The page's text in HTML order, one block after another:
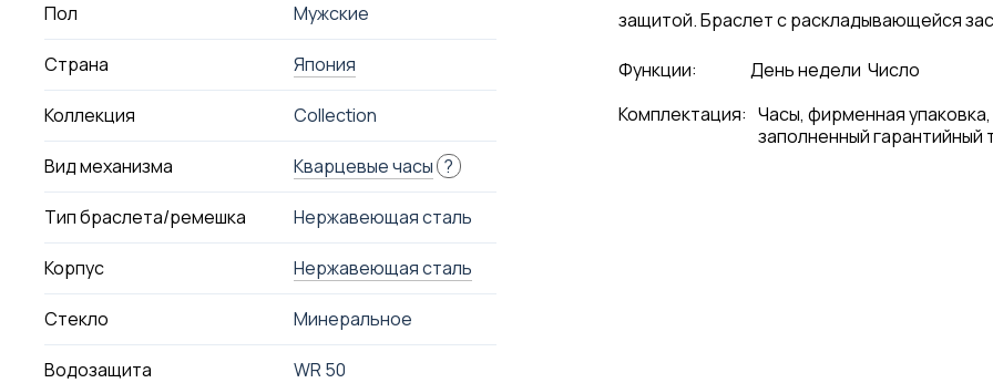
Пол Мужские
Страна Япония
Коллекция Collection
Вид механизма Кварцевые часы ?
Тип браслета/ремешка Нержавеющая сталь
Корпус Нержавеющая сталь
Стекло Минеральное
Водозащита WR 50
защитой. Браслет с раскладывающейся
Функции: День недели Число
Комплектация: Часы, фирменная
заполненный гарантийный